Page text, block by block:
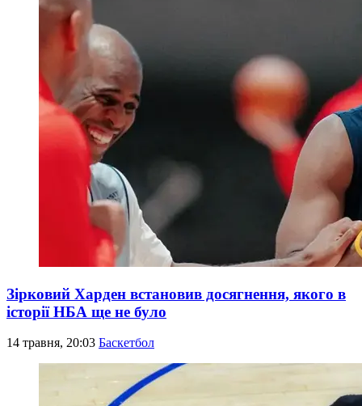
Зірковий Харден встановив досягнення, якого в
історії НБА ще не було
14 травня, 20:03 Баскетбол